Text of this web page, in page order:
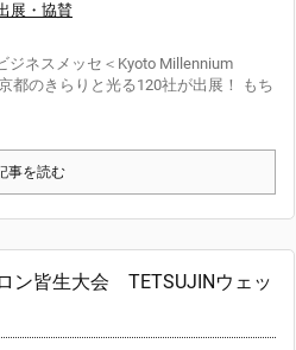
展・協賛
ジネスメッセ＜Kyoto Millennium
都のきらりと光る120社が出展！ もち
事を読む
ン皆生大会 TETSUJINウェッ